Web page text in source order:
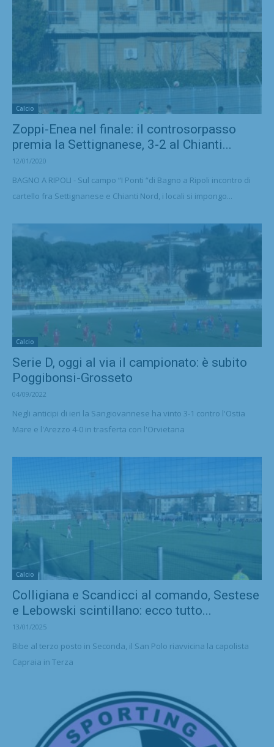
Calcio
Zoppi-Enea nel finale: il controsorpasso
premia la Settignanese, 3-2 al Chianti...
12/01/2020
BAGNO A RIPOLI - Sul campo “I Ponti “di Bagno a Ripoli incontro di
cartello fra Settignanese e Chianti Nord, i locali si impongo...
Calcio
Serie D, oggi al via il campionato: è subito
Poggibonsi-Grosseto
04/09/2022
Negli anticipi di ieri la Sangiovannese ha vinto 3-1 contro l'Ostia
Mare e l'Arezzo 4-0 in trasferta con l'Orvietana
Calcio
Colligiana e Scandicci al comando, Sestese
e Lebowski scintillano: ecco tutto...
13/01/2025
Bibe al terzo posto in Seconda, il San Polo riavvicina la capolista
Capraia in Terza